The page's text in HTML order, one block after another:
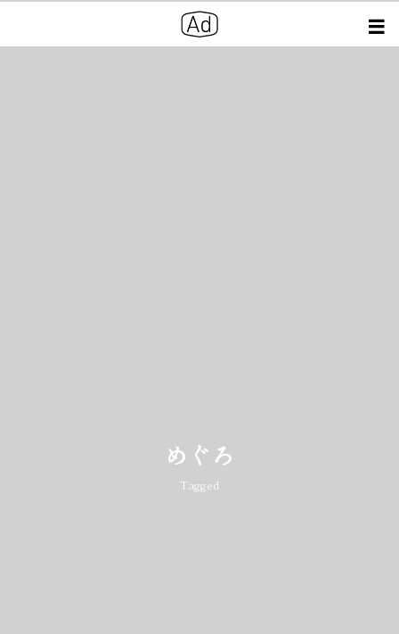
めぐろ
Tagged